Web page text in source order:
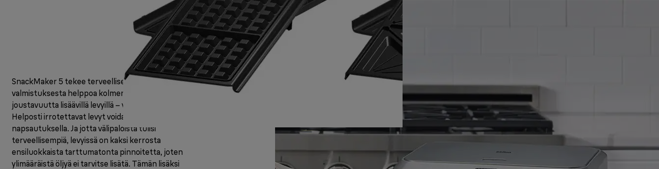
SnackMaker 5 tekee terveellisen välipalan
valmistuksesta helppoa kolmen tyyppisillä,
joustavuutta lisäävillä levyillä – voileipä, grilli ja vohveli.
Helposti irrotettavat levyt voidaan vaihtaa yhdellä
napsautuksella. Ja jotta välipaloista tulisi
terveellisempiä, levyissä on kaksi kerrosta
ensiluokkaista tarttumatonta pinnoitetta, joten
ylimääräistä öljyä ei tarvitse lisätä. Tämän lisäksi